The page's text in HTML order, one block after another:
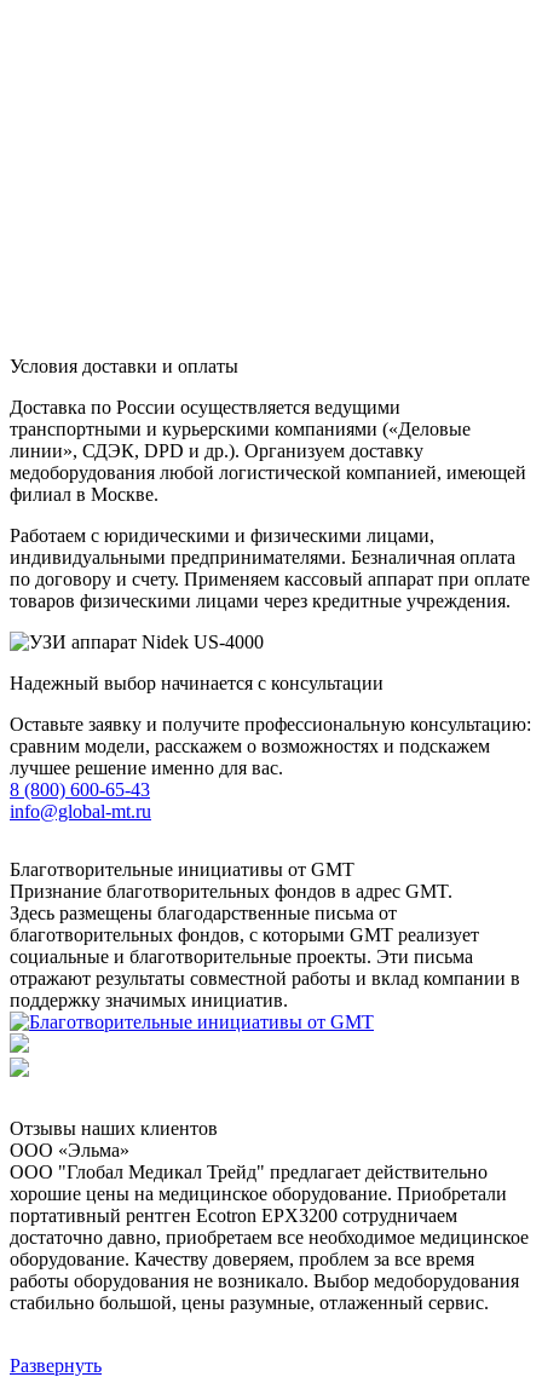
Условия доставки и оплаты
Доставка по России осуществляется ведущими
транспортными и курьерскими компаниями («Деловые
линии», СДЭК, DPD и др.). Организуем доставку
медоборудования любой логистической компанией, имеющей
филиал в Москве.
Работаем с юридическими и физическими лицами,
индивидуальными предпринимателями. Безналичная оплата
по договору и счету. Применяем кассовый аппарат при оплате
товаров физическими лицами через кредитные учреждения.
Надежный выбор начинается с консультации
Оставьте заявку и получите профессиональную консультацию:
сравним модели, расскажем о возможностях и подскажем
лучшее решение именно для вас.
8 (800) 600-65-43
info@global-mt.ru
Благотворительные инициативы от GMT
Признание благотворительных фондов в адрес GMT.
Здесь размещены благодарственные письма от
благотворительных фондов, с которыми GMT реализует
социальные и благотворительные проекты. Эти письма
отражают результаты совместной работы и вклад компании в
поддержку значимых инициатив.
Отзывы наших клиентов
ООО «Эльма»
ООО "Глобал Медикал Трейд" предлагает действительно
хорошие цены на медицинское оборудование. Приобретали
портативный рентген Ecotron EPX3200 сотрудничаем
достаточно давно, приобретаем все необходимое медицинское
оборудование. Качеству доверяем, проблем за все время
работы оборудования не возникало. Выбор медоборудования
стабильно большой, цены разумные, отлаженный сервис.
Развернуть